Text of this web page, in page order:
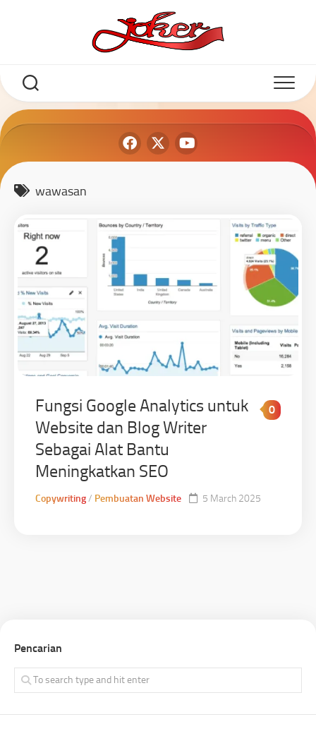
wawasan
Fungsi Google Analytics untuk
Website dan Blog Writer
Sebagai Alat Bantu
Meningkatkan SEO
0
Copywriting/ Pembuatan Website 5 March 2025
Pencarian